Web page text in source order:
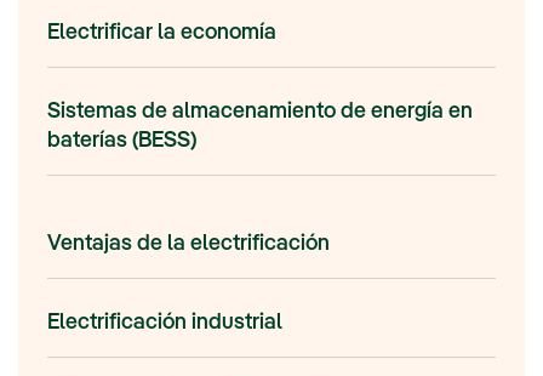
Electrificar la economía
Sistemas de almacenamiento de energía en
baterías (BESS)
Ventajas de la electrificación
Electrificación industrial